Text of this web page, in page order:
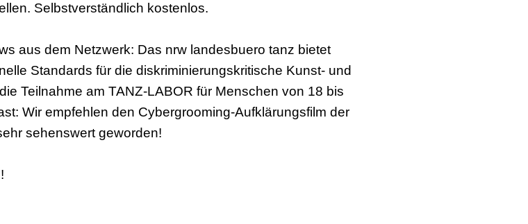
Selbstverständlich kostenlos.
aus dem Netzwerk: Das nrw landesbuero tanz bietet
Standards für die diskriminierungskritische Kunst- und
Teilnahme am TANZ-LABOR für Menschen von 18 bis
Wir empfehlen den Cybergrooming-Aufklärungsfilm der
sehenswert geworden!